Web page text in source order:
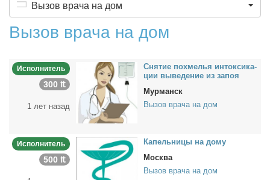
Вызов врача на дом
Вызов врача на дом
Исполнитель
300 ₶
1 лет назад
Сня­тие по­хме­лья ин­ток­си­ка­
ции вы­ве­де­ние из за­поя
Мурманск
Вызов врача на дом
Исполнитель
500 ₶
Ка­пель­ни­цы на до­му
Москва
Вызов врача на дом